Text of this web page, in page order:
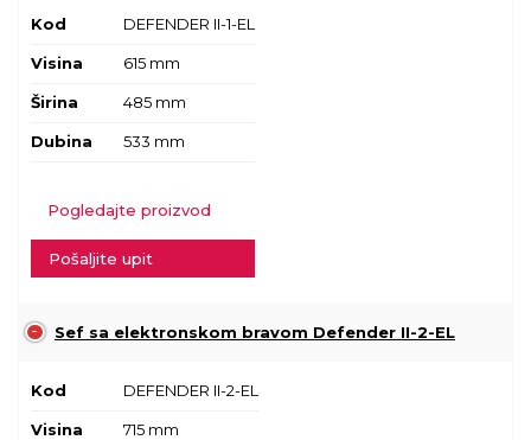
Kod DEFENDER II-1-EL
Visina 615 mm
Širina 485 mm
Dubina 533 mm
Pogledajte proizvod
Pošaljite upit
Sef sa elektronskom bravom Defender II-2-EL
Kod DEFENDER II-2-EL
Visina 715 mm